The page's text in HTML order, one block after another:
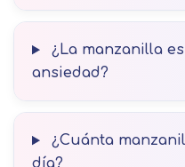
¿La manzanilla
ansiedad?
¿Cuánta